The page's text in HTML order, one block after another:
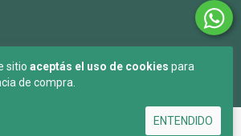
sitio aceptás el uso de cookies para
de compra.
ENTENDIDO